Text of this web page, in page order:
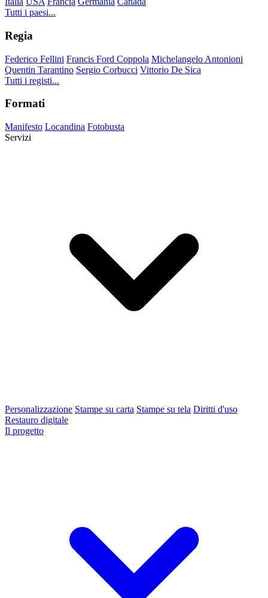
Tutti i paesi...
Regia
Federico Fellini Francis Ford Coppola Michelangelo Antonioni
Quentin Tarantino Sergio Corbucci Vittorio De Sica
Tutti i registi...
Formati
Manifesto Locandina Fotobusta
Servizi
Personalizzazione Stampe su carta Stampe su tela Diritti d'uso
Restauro digitale
Il progetto